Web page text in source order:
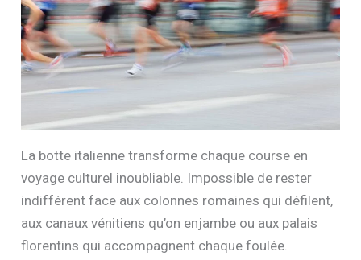
La botte italienne transforme chaque course en
voyage culturel inoubliable. Impossible de rester
indifférent face aux colonnes romaines qui défilent,
aux canaux vénitiens qu’on enjambe ou aux palais
florentins qui accompagnent chaque foulée.